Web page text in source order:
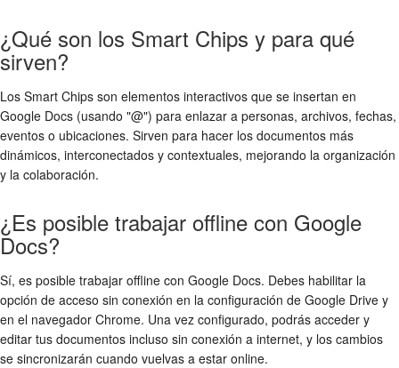
¿Qué son los Smart Chips y para qué
sirven?
Los Smart Chips son elementos interactivos que se insertan en
Google Docs (usando "@") para enlazar a personas, archivos, fechas,
eventos o ubicaciones. Sirven para hacer los documentos más
dinámicos, interconectados y contextuales, mejorando la organización
y la colaboración.
¿Es posible trabajar offline con Google
Docs?
Sí, es posible trabajar offline con Google Docs. Debes habilitar la
opción de acceso sin conexión en la configuración de Google Drive y
en el navegador Chrome. Una vez configurado, podrás acceder y
editar tus documentos incluso sin conexión a internet, y los cambios
se sincronizarán cuando vuelvas a estar online.